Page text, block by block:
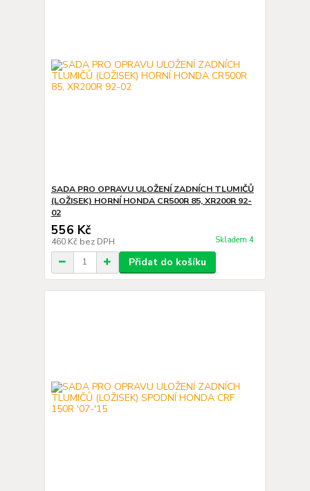
SADA PRO OPRAVU ULOŽENÍ ZADNÍCH TLUMIČŮ
(LOŽISEK) HORNÍ HONDA CR500R 85, XR200R 92-
02
556 Kč
460 Kč bez DPH Skladem 4
Přidat do košíku